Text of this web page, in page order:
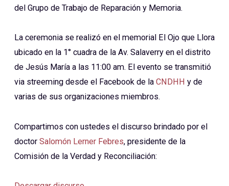
del Grupo de Trabajo de Reparación y Memoria.
La ceremonia se realizó en el memorial El Ojo que Llora
ubicado en la 1° cuadra de la Av. Salaverry en el distrito
de Jesús María a las 11:00 am. El evento se transmitió
via streeming desde el Facebook de la CNDHH y de
varias de sus organizaciones miembros.
Compartimos con ustedes el discurso brindado por el
doctor Salomón Lerner Febres, presidente de la
Comisión de la Verdad y Reconciliación: